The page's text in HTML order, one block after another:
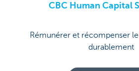
CBC Human Capital
Rémunérer et récompenser
durablement